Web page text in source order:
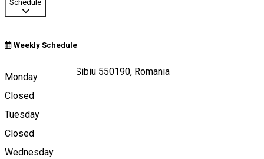
Schedule
Weekly Schedule
Monday
Closed
Tuesday
Closed
Wednesday
Strada Azilului 2, Sibiu 550190, Romania
Map